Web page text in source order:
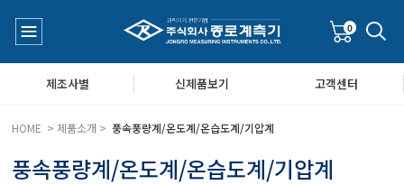
질측정기 공지사항
0
제조사별 신제품보기 고객센터
HOME > 제품소개 >풍속풍량계/온도계/온습도계/기압계
풍속풍량계/온도계/온습도계/기압계